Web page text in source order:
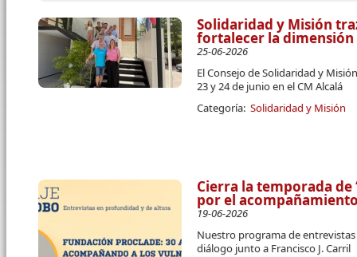
Solidaridad y Misión
fortalecer la
25-06-2026
El Consejo de Solidaridad y
23 y 24 de junio en el CM Alcalá
Categoría: Solidaridad y Misión
Cierra la temporada de
por el
19-06-2026
Nuestro programa de
diálogo junto a Francisco J. Carril